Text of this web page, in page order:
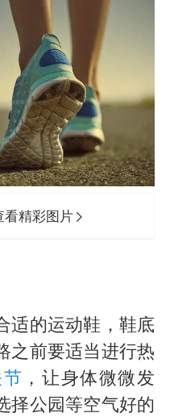
看精彩图片
适的运动鞋，鞋底
之前要适当进行热
，让身体微微发
择公园等空气好的